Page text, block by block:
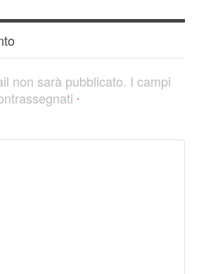
non sarà pubblicato. I campi
*